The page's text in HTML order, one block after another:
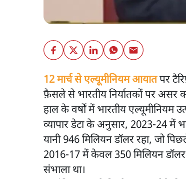
12 मार्च से एल्यूमीनियम आयातपर
फ़ैसले से भारतीय निर्यातकों पर असर
हाल के वर्षों में भारतीय एल्यूमीनियम
व्यापार डेटा के अनुसार, 2023-24 में
यानी 946 मिलियन डॉलर रहा, जो
2016-17 में केवल 350 मिलियन डॉलर
संभाला था।